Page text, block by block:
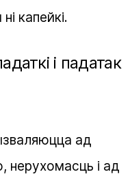
капейкі.
і падатак
ад
нерухомасць і ад